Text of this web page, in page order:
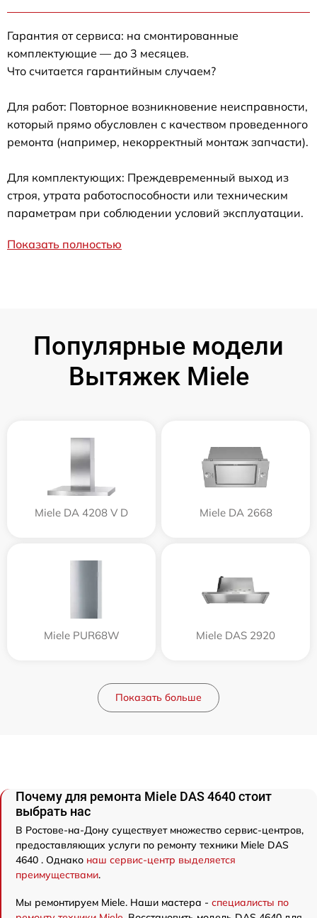
Гарантия от сервиса: на смонтированные
комплектующие — до 3 месяцев.
Что считается гарантийным случаем?
Для работ: Повторное возникновение неисправности,
который прямо обусловлен с качеством проведенного
ремонта (например, некорректный монтаж запчасти).
Для комплектующих: Преждевременный выход из
строя, утрата работоспособности или техническим
параметрам при соблюдении условий эксплуатации.
Показать полностью
Популярные модели
Вытяжек Miele
Miele DA 4208 V D Miele DA 2668
Miele PUR68W Miele DAS 2920
Показать больше
Почему для ремонта Miele DAS 4640 стоит
выбрать нас
В Ростове-на-Дону существует множество сервис-центров,
предоставляющих услуги по ремонту техники Miele DAS
4640 . Однако наш сервис-центр выделяется
преимуществами.
Мы ремонтируем Miele. Наши мастера - специалисты по